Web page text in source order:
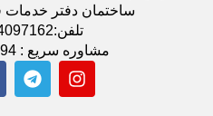
تلفن:02144097162
مشاوره سریع : 09125453894